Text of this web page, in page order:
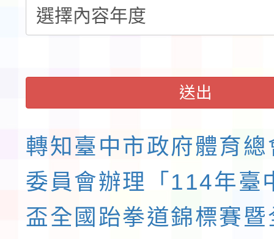
請一案
026 ART TAIPEI臺北
送出
轉知臺中市政府體育
委員會辦理「114年臺
盃全國跆拳道錦標賽